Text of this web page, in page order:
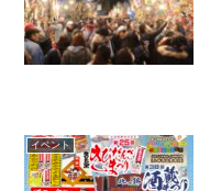
イベント